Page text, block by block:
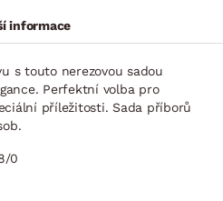
informace
s touto nerezovou sadou
Perfektní volba pro
příležitosti. Sada příborů
0